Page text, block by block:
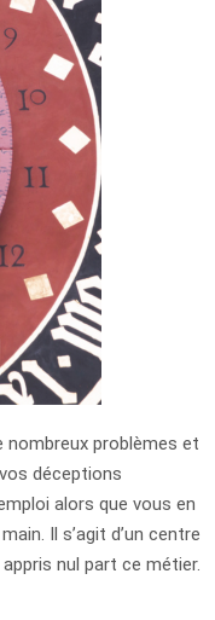
nombreux problèmes et
déceptions
alors que vous en
Il s’agit d’un centre
nul part ce métier.